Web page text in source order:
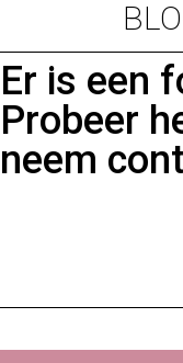
Er is een
Probeer
neem